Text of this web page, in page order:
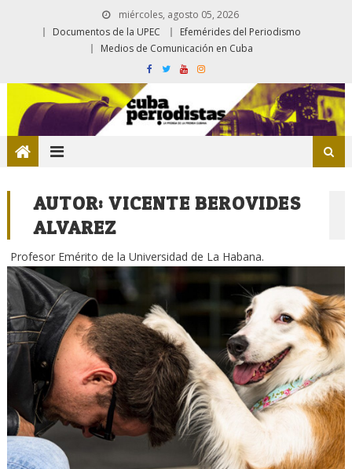
miércoles, agosto 05, 2026
Documentos de la UPEC
Efemérides del Periodismo
Medios de Comunicación en Cuba
AUTOR:VICENTE BEROVIDES
ALVAREZ
Profesor Emérito de la Universidad de La Habana.